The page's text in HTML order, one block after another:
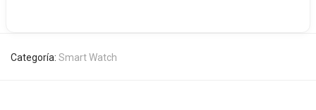
Categoría: Smart Watch